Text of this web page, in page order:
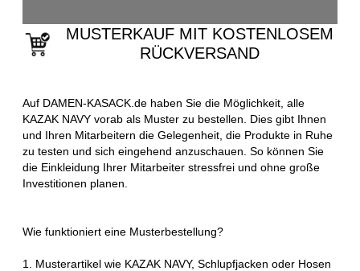
MUSTERKAUF MIT KOSTENLOSEM
RÜCKVERSAND
Auf DAMEN-KASACK.de haben Sie die Möglichkeit, alle
KAZAK NAVY vorab als Muster zu bestellen. Dies gibt Ihnen
und Ihren Mitarbeitern die Gelegenheit, die Produkte in Ruhe
zu testen und sich eingehend anzuschauen. So können Sie
die Einkleidung Ihrer Mitarbeiter stressfrei und ohne große
Investitionen planen.
Wie funktioniert eine Musterbestellung?
1. Musterartikel wie KAZAK NAVY, Schlupfjacken oder Hosen